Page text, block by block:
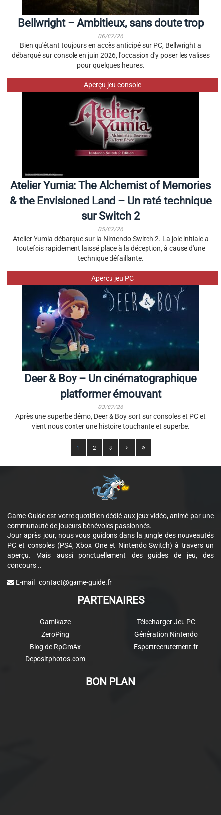
Bellwright – Ambitieux, sans doute trop
06/07/26
Bien qu'étant toujours en accès anticipé sur PC, Bellwright a
débarqué sur console en juin 2026, l'occasion d'y poser les valises
pour quelques heures.
Aperçu jeu console
Atelier Yumia: The Alchemist of Memories
& the Envisioned Land – Un raté technique
sur Switch 2
05/07/26
Atelier Yumia débarque sur la Nintendo Switch 2. La joie initiale a
toutefois rapidement laissé place à la déception, à cause d'une
technique défaillante.
Aperçu jeu PC
Deer & Boy – Un cinématographique
platformer émouvant
03/07/26
Après une superbe démo, Deer & Boy sort sur consoles et PC et
vient nous conter une histoire touchante et superbe.
1 2 3
Game-Guide est votre quotidien dédié aux jeux vidéo, animé par une
communauté de joueurs bénévoles passionnés.
Jour après jour, nous vous guidons dans la jungle des nouveautés
PC et consoles (PS4, Xbox One et Nintendo Switch) à travers un
aperçu. Mais aussi ponctuellement des guides de jeu, des
concours...
E-mail :contact@game-guide.fr
PARTENAIRES
Gamikaze
ZeroPing
Blog de RpGmAx
Depositphotos.com
Télécharger Jeu PC
Génération Nintendo
Esportrecrutement.fr
BON PLAN